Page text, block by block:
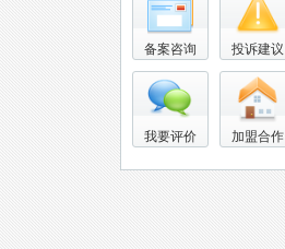
备案咨询 投诉建议
我要评价 加盟合作